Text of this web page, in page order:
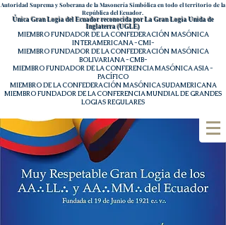
Autoridad Suprema y Soberana de la Masonería Simbólica en todo el territorio de la
República del Ecuador.
Única Gran Logia del Ecuador reconocida por La Gran Logia Unida de
Inglaterra (UGLE)
MIEMBRO FUNDADOR DE LA CONFEDERACIÓN MASÓNICA
INTERAMERICANA -CMI-
MIEMBRO FUNDADOR DE LA CONFEDERACIÓN MASÓNICA
BOLIVARIANA -CMB-
MIEMBRO FUNDADOR DE LA CONFERENCIA MASÓNICA ASIA -
PACÍFICO
MIEMBRO DE LA CONFEDERACIÓN MASÓNICA SUDAMERICANA
MIEMBRO FUNDADOR DE LA CONFERENCIA MUNDIAL DE GRANDES
LOGIAS REGULARES